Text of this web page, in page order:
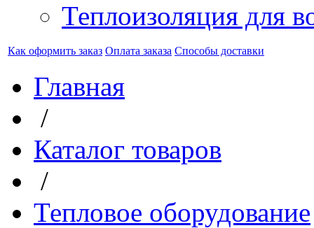
Теплоизоляция для
Как оформить заказ Оплата заказа Способы доставки
Главная
/
Каталог товаров
/
Тепловое оборудование